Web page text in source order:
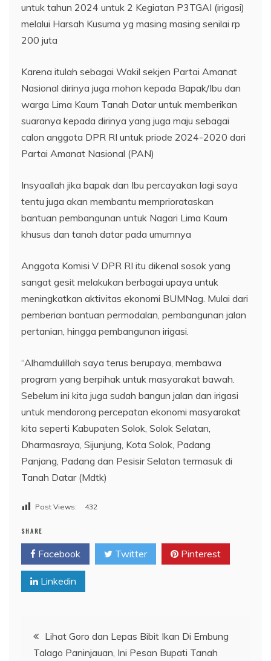
untuk tahun 2024 untuk 2 Kegiatan P3TGAI (irigasi)
melalui Harsah Kusuma yg masing masing senilai rp
200 juta
Karena itulah sebagai Wakil sekjen Partai Amanat
Nasional dirinya juga mohon kepada Bapak/Ibu dan
warga Lima Kaum Tanah Datar untuk memberikan
suaranya kepada dirinya yang juga maju sebagai
calon anggota DPR RI untuk priode 2024-2020 dari
Partai Amanat Nasional (PAN)
Insyaallah jika bapak dan Ibu percayakan lagi saya
tentu juga akan membantu mempriorataskan
bantuan pembangunan untuk Nagari Lima Kaum
khusus dan tanah datar pada umumnya
Anggota Komisi V DPR RI itu dikenal sosok yang
sangat gesit melakukan berbagai upaya untuk
meningkatkan aktivitas ekonomi BUMNag. Mulai dari
pemberian bantuan permodalan, pembangunan jalan
pertanian, hingga pembangunan irigasi.
“Alhamdulillah saya terus berupaya, membawa
program yang berpihak untuk masyarakat bawah.
Sebelum ini kita juga sudah bangun jalan dan irigasi
untuk mendorong percepatan ekonomi masyarakat
kita seperti Kabupaten Solok, Solok Selatan,
Dharmasraya, Sijunjung, Kota Solok, Padang
Panjang, Padang dan Pesisir Selatan termasuk di
Tanah Datar (Mdtk)
Post Views: 432
SHARE
Facebook Twitter Pinterest
Linkedin
Navigasi
Lihat Goro dan Lepas Bibit Ikan Di Embung
Talago Paninjauan, Ini Pesan Bupati Tanah